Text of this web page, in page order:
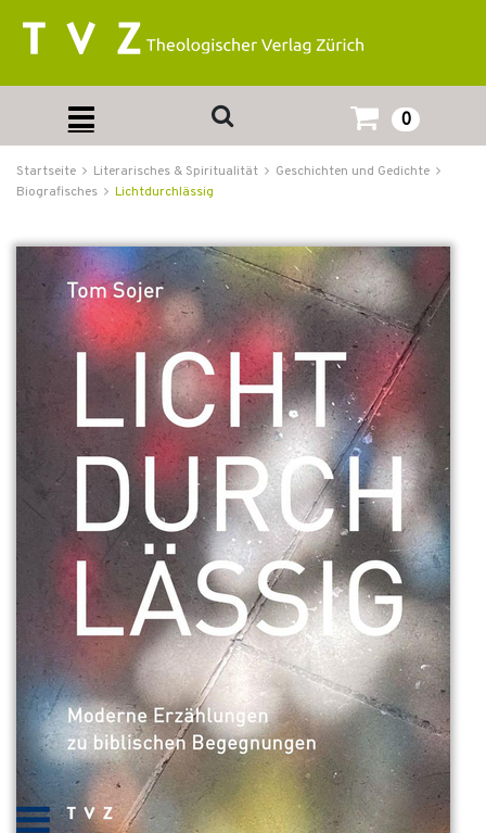
0
Startseite Literarisches & Spiritualität
Geschichten und Gedichte
Biografisches
Lichtdurchlässig